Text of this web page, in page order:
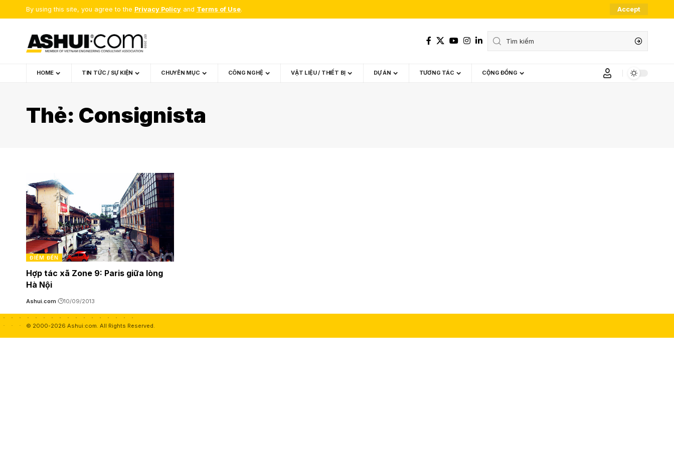
By using this site, you agree to the Privacy Policy and Terms of Use. Accept
HOME TIN TỨC / SỰ KIỆN CHUYÊN MỤC CÔNG NGHỆ VẬT LIỆU / THIẾT BỊ DỰ ÁN TƯƠNG TÁC CỘNG ĐỒNG
Thẻ: Consignista
ĐIỂM ĐẾN
Hợp tác xã Zone 9: Paris giữa lòng
Hà Nội
Ashui.com 10/09/2013
© 2000-2026 Ashui.com. All Rights Reserved.